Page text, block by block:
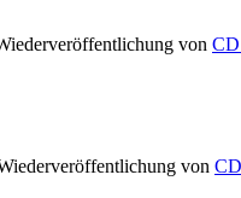
von CD
von